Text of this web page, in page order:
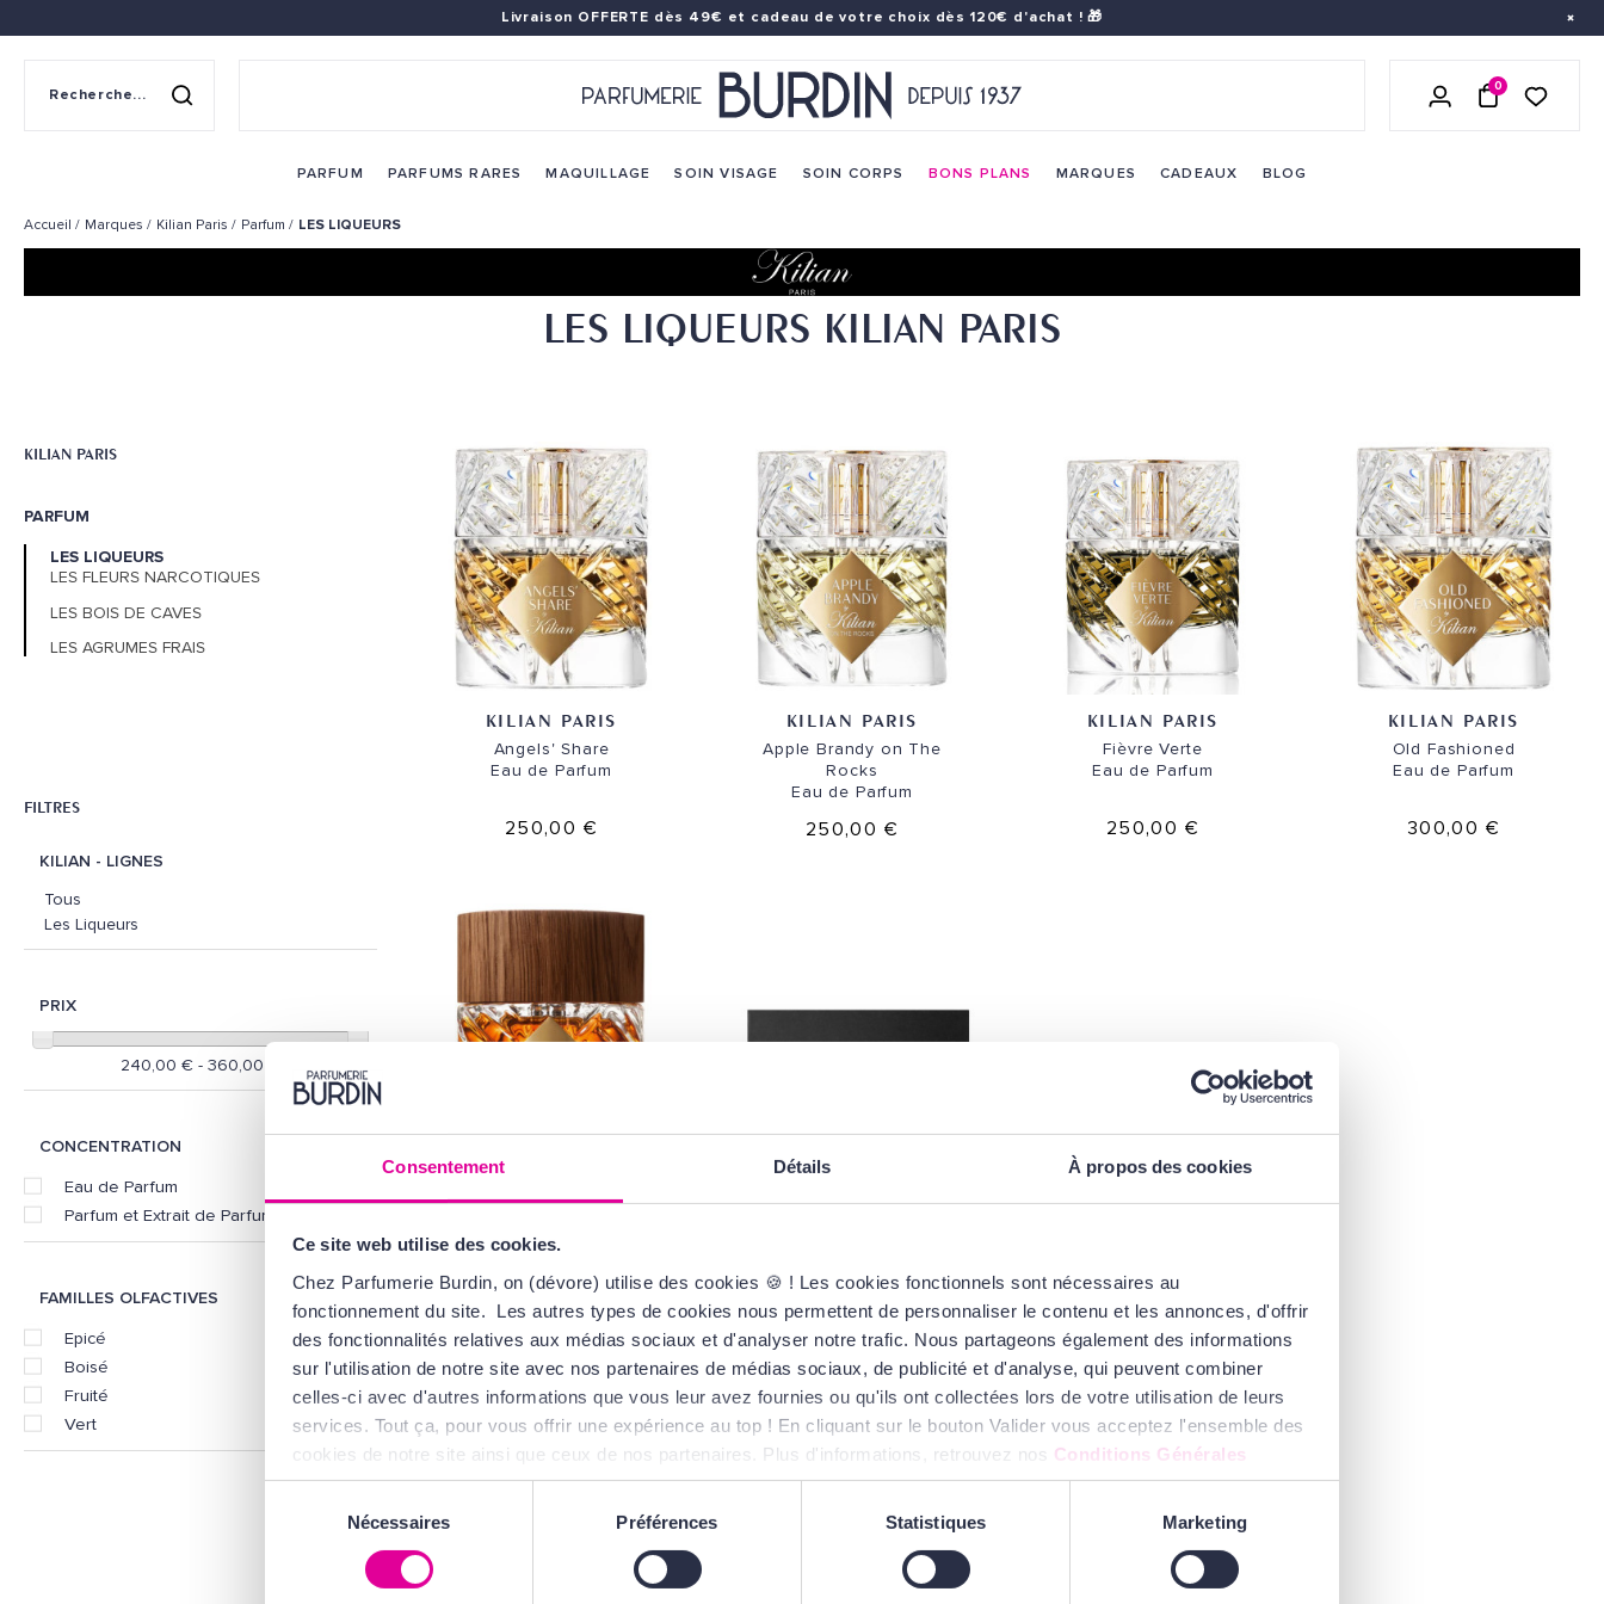
Consentement Détails À propos des cookies
Ce site web utilise des cookies.
Chez Parfumerie Burdin, on (dévore) utilise des cookies 🍪 ! Les cookies fonctionnels sont nécessaires au
fonctionnement du site. Les autres types de cookies nous permettent de personnaliser le contenu et les annonces, d'offrir
des fonctionnalités relatives aux médias sociaux et d'analyser notre trafic. Nous partageons également des informations
sur l'utilisation de notre site avec nos partenaires de médias sociaux, de publicité et d'analyse, qui peuvent combiner
celles-ci avec d'autres informations que vous leur avez fournies ou qu'ils ont collectées lors de votre utilisation de leurs
services. Tout ça, pour vous offrir une expérience au top ! En cliquant sur le bouton Valider vous acceptez l'ensemble des
cookies de notre site ainsi que ceux de nos partenaires. Plus d'informations, retrouvez nos Conditions Générales
d'Utilisation.
consentement
Nécessaires Préférences Statistiques Marketing
Livraison OFFERTE dès 49€ et cadeau de votre choix dès 120€ d'achat ! 🎁
Recherche sur le site 0
PARFUM PARFUMS RARES MAQUILLAGE SOIN VISAGE SOIN CORPS BONS PLANS MARQUES CADEAUX BLOG
Accueil Marques Kilian Paris Parfum LES LIQUEURS
LES LIQUEURS KILIAN PARIS
KILIAN PARIS
PARFUM
LES LIQUEURS
LES FLEURS NARCOTIQUES
LES BOIS DE CAVES
LES AGRUMES FRAIS
FILTRES
KILIAN - LIGNES
Tous
Les Liqueurs
PRIX
240,00 € - 360,00 €
CONCENTRATION
Eau de Parfum
Parfum et Extrait de Parfum
FAMILLES OLFACTIVES
Epicé
Boisé
Fruité
Vert
KILIAN PARIS
Angels' Share
Eau de Parfum
250,00 €
KILIAN PARIS
Apple Brandy on The
Rocks
Eau de Parfum
250,00 €
KILIAN PARIS
Fièvre Verte
Eau de Parfum
250,00 €
KILIAN PARIS
Old Fashioned
Eau de Parfum
300,00 €
Angels' Share Paradis
344,00 €
Coffret découverte &
260,00 €